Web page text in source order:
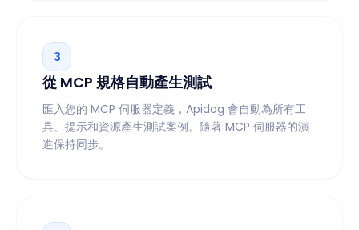
3
從 MCP 規格自動產生測試
匯入您的 MCP 伺服器定義，Apidog 會自動為所有工
具、提示和資源產生測試案例。隨著 MCP 伺服器的演
進保持同步。